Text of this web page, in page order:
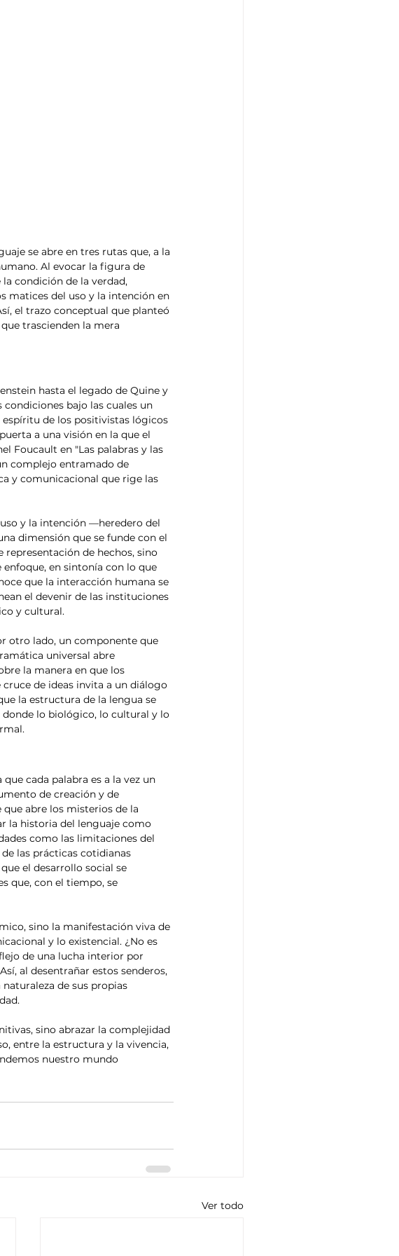
se abre en tres rutas que, a la
Al evocar la figura de
condición de la verdad,
matices del uso y la intención en
el trazo conceptual que planteó
trascienden la mera
hasta el legado de Quine y
condiciones bajo las cuales un
espíritu de los positivistas lógicos
a una visión en la que el
Foucault en "Las palabras y las
complejo entramado de
y comunicacional que rige las
y la intención —heredero del
dimensión que se funde con el
de hechos, sino
enfoque, en sintonía con lo que
que la interacción humana se
el devenir de las instituciones
y cultural.
otro lado, un componente que
universal abre
la manera en que los
de ideas invita a un diálogo
la estructura de la lengua se
donde lo biológico, lo cultural y lo
cada palabra es a la vez un
de creación y de
abre los misterios de la
la historia del lenguaje como
como las limitaciones del
las prácticas cotidianas
el desarrollo social se
que, con el tiempo, se
sino la manifestación viva de
y lo existencial. ¿No es
de una lucha interior por
al desentrañar estos senderos,
de sus propias
sino abrazar la complejidad
entre la estructura y la vivencia,
nuestro mundo
Ver todo